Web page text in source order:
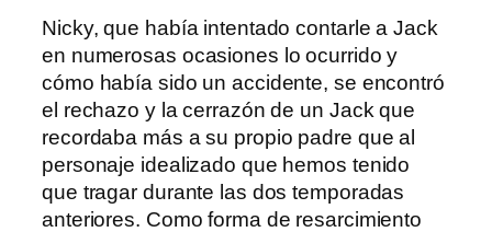
Nicky, que había intentado contarle a Jack
en numerosas ocasiones lo ocurrido y
cómo había sido un accidente, se encontró
el rechazo y la cerrazón de un Jack que
recordaba más a su propio padre que al
personaje idealizado que hemos tenido
que tragar durante las dos temporadas
anteriores. Como forma de resarcimiento